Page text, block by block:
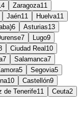
Zaragoza11
Jaén11 Huelva11
6 Asturias13
7 Lugo9
Ciudad Real 10
7 Salamanca7
5 Segovia5
10 Castellón9
de Tenerife11 Ceuta2